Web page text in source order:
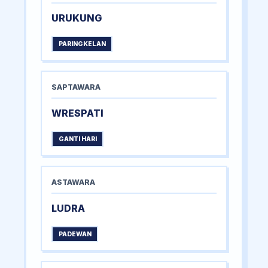
URUKUNG
PARINGKELAN
SAPTAWARA
WRESPATI
GANTI HARI
ASTAWARA
LUDRA
PADEWAN